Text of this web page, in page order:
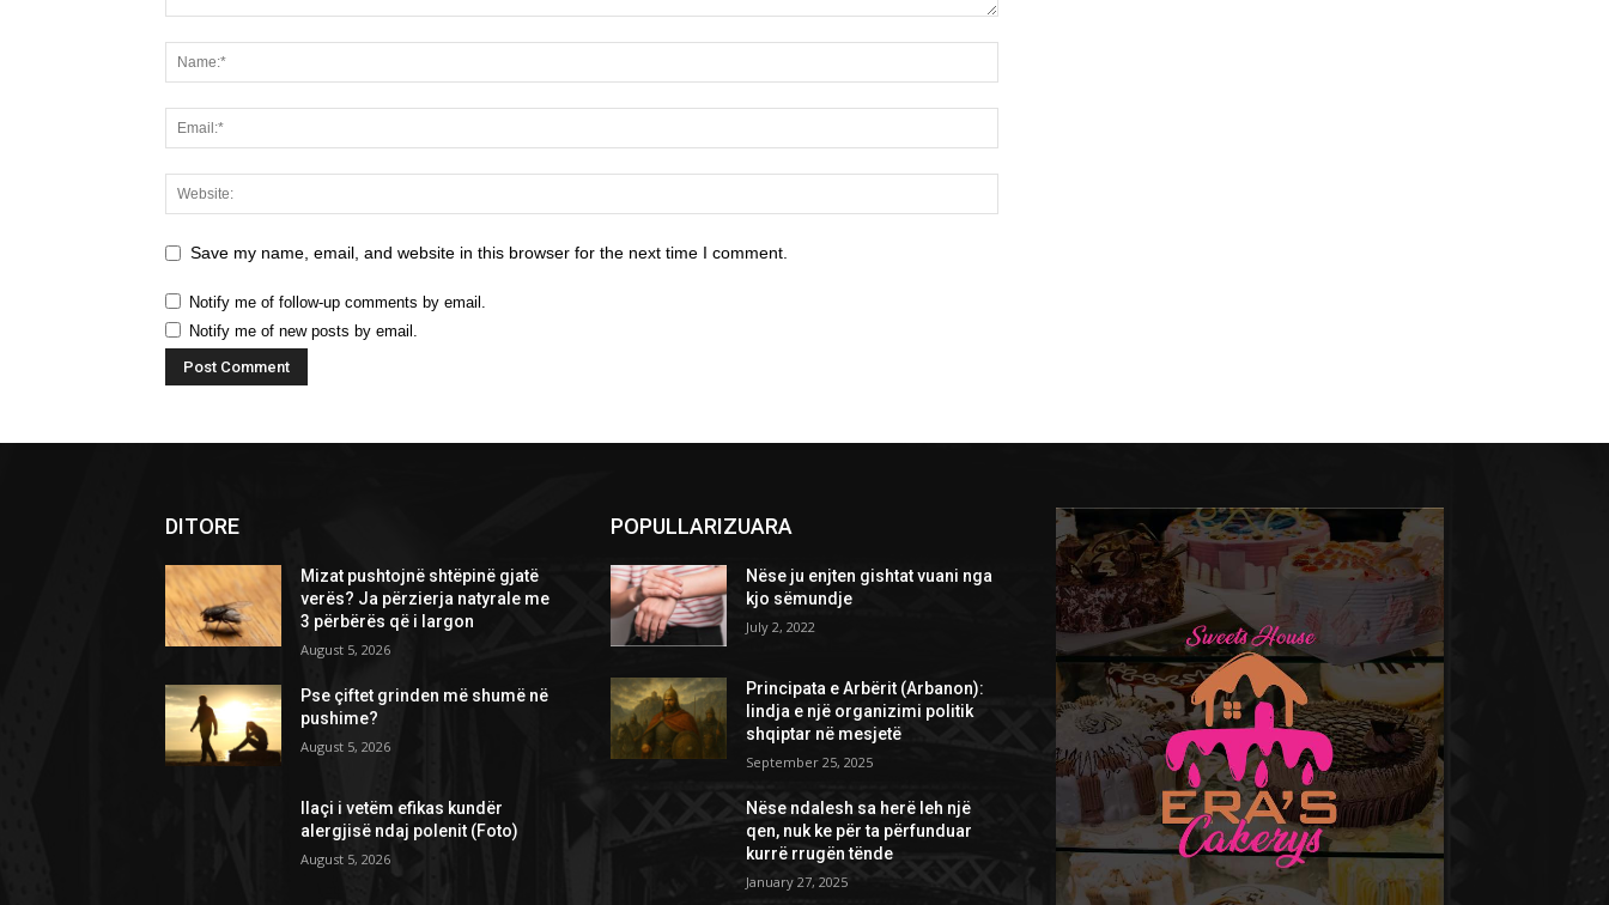
Save my name, email, and website in this browser for the next time I comment.
Notify me of follow-up comments by email.
Notify me of new posts by email.
DITORE
Mizat pushtojnë shtëpinë gjatë
verës? Ja përzierja natyrale me
3 përbërës që i largon
August 5, 2026
Pse çiftet grinden më shumë në
pushime?
August 5, 2026
Ilaçi i vetëm efikas kundër
alergjisë ndaj polenit (Foto)
August 5, 2026
POPULLARIZUARA
Nëse ju enjten gishtat vuani nga
kjo sëmundje
July 2, 2022
Principata e Arbërit (Arbanon):
lindja e një organizimi politik
shqiptar në mesjetë
September 25, 2025
Nëse ndalesh sa herë leh një
qen, nuk ke për ta përfunduar
kurrë rrugën tënde
January 27, 2025